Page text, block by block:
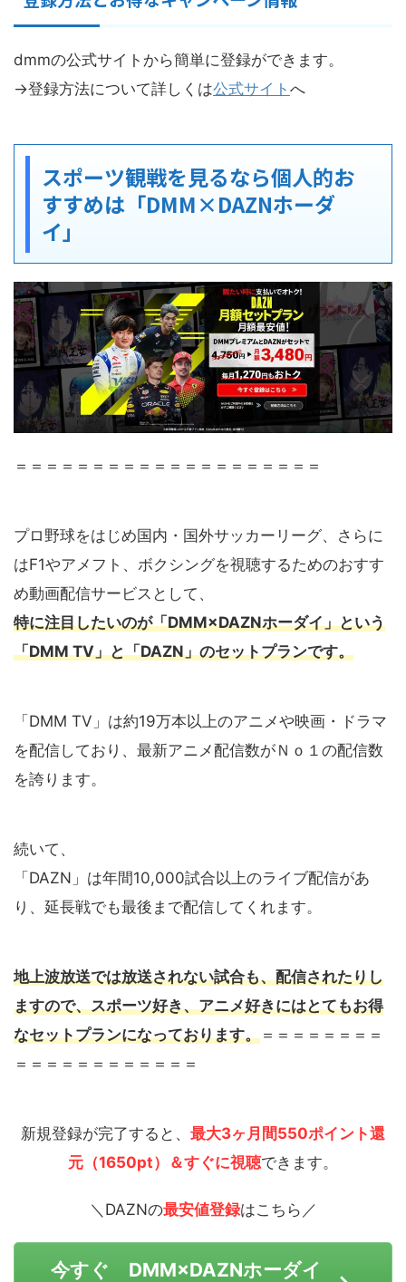
dmmの公式サイトから簡単に登録ができます。
→登録方法について詳しくは公式サイト へ
スポーツ観戦を見るなら個人的お
すすめは「DMM×DAZNホーダ
イ」
＝＝＝＝＝＝＝＝＝＝＝＝＝＝＝＝＝＝＝＝
プロ野球をはじめ国内・国外サッカーリーグ、さらに
はF1やアメフト、ボクシングを視聴するためのおすす
め動画配信サービスとして、
特に注目したいのが「DMM×DAZNホーダイ」という
「DMM TV」と「DAZN」のセットプランです。
「DMM TV」は約19万本以上のアニメや映画・ドラマ
を配信しており、最新アニメ配信数がＮｏ１の配信数
を誇ります。
続いて、
「DAZN」は年間10,000試合以上のライブ配信があ
り、延長戦でも最後まで配信してくれます。
地上波放送では放送されない試合も、配信されたりし
ますので、スポーツ好き、アニメ好きにはとてもお得
なセットプランになっております。 ＝＝＝＝＝＝＝＝
＝＝＝＝＝＝＝＝＝＝＝＝
新規登録が完了すると、 最大3ヶ月間550ポイント還
元（1650pt）＆すぐに視聴できます。
＼DAZNの最安値登録はこちら／
今すぐ DMM×DAZNホーダイ